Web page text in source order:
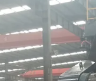
SITE
POLITIQUE
DE